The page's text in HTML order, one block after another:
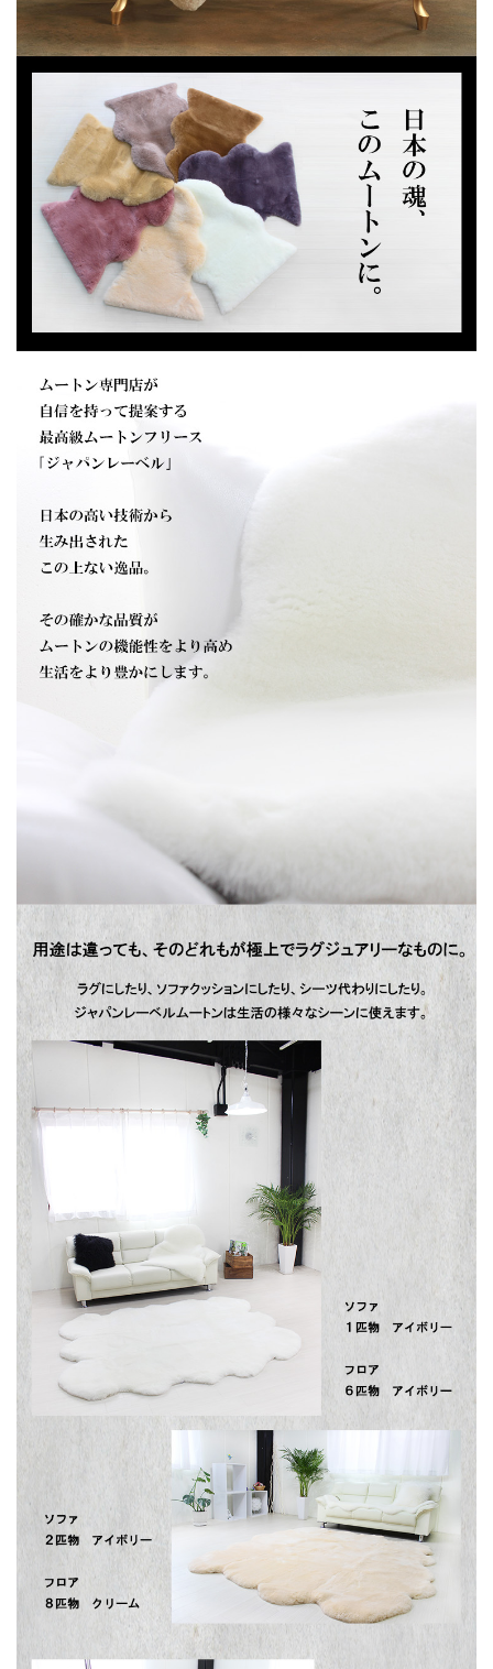
ベージュ
キャメル
モーブグレー
ストーングレー
毛長 約30mm
原皮 オーストラリア産
備考
天然物につきサイズや風合いに多少のばらつ
きがございます。
裏面はスキンのままで裏地をつけておりませ
ん。
が、これはメーカー仕様であり、品質的には問
題ありません。
裏面に染料を洗い流した染み跡が残っている
場合がありますが、これはメーカー仕様であ
ます。
場合がございますので 予めご了承ください。
ムートンのここが凄い！抜群の機能性